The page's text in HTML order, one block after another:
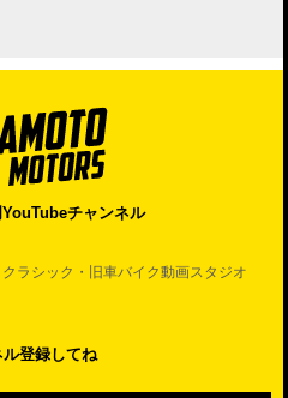
チャンネル
登録してね